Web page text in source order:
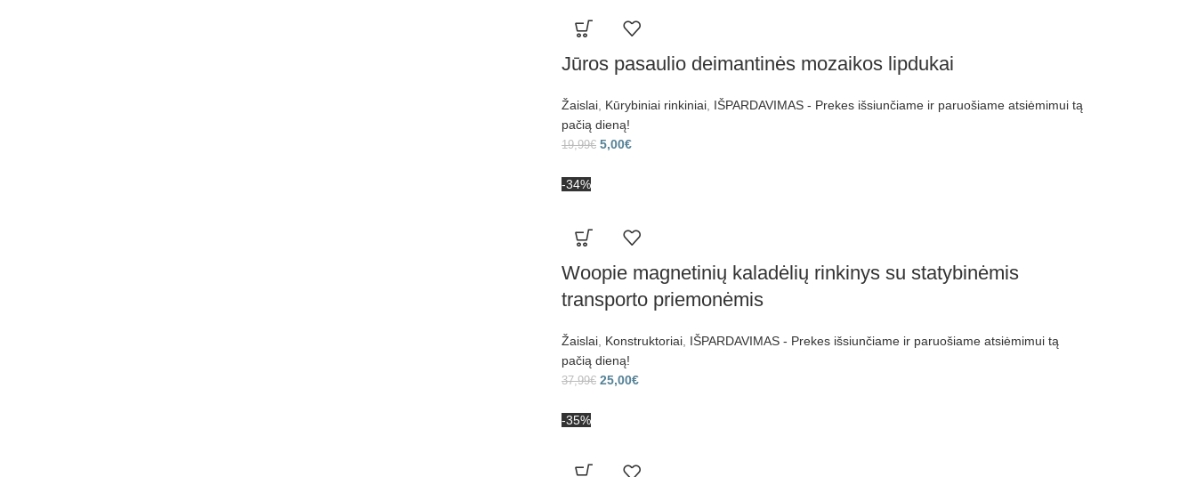
Jūros pasaulio deimantinės mozaikos lipdukai
Žaislai Kūrybiniai rinkiniai IŠPARDAVIMAS - Prekes išsiunčiame ir paruošiame atsiėmimui tą
pačią dieną!
19,99€ 5,00€
-34%
Woopie magnetinių kaladėlių rinkinys su statybinėmis
transporto priemonėmis
Žaislai Konstruktoriai IŠPARDAVIMAS - Prekes išsiunčiame ir paruošiame atsiėmimui tą
pačią dieną!
37,99€ 25,00€
-35%
-10% Nuolaida!
Pirmajam Jūsų užsakymui.